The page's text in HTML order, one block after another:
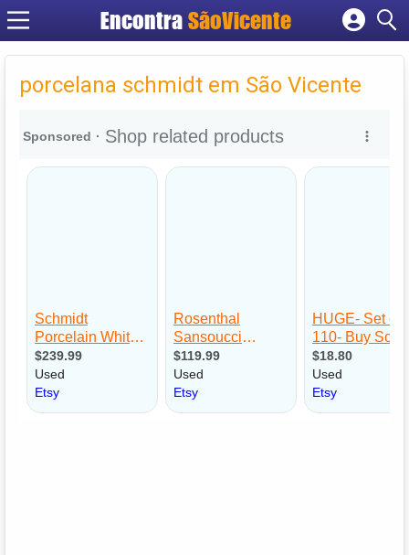
Encontra SãoVicente
Cadastrar empresa
Criar conta
porcelana schmidt em São Vicente